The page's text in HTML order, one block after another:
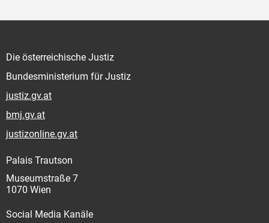
Die österreichische Justiz
Bundesministerium für Justiz
justiz.gv.at
bmj.gv.at
justizonline.gv.at
Palais Trautson
Museumstraße 7
1070 Wien
Social Media Kanäle